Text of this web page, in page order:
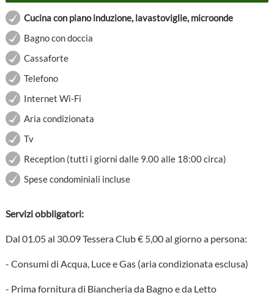
Cucina con piano induzione, lavastoviglie, microonde
Bagno con doccia
Cassaforte
Telefono
Internet Wi-Fi
Aria condizionata
Tv
Reception (tutti i giorni dalle 9.00 alle 18:00 circa)
Spese condominiali incluse
Servizi obbligatori:
Dal 01.05 al 30.09 Tessera Club € 5,00 al giorno a persona:
- Consumi di Acqua, Luce e Gas (aria condizionata esclusa)
- Prima fornitura di Biancheria da Bagno e da Letto